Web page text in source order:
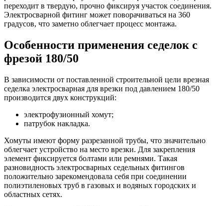
переходит в твердую, прочно фиксируя участок соединения.
Электросварной фитинг может поворачиваться на 360
градусов, что заметно облегчает процесс монтажа.
Особенности применения седелок с
фрезой 180/50
В зависимости от поставленной строительной цели врезная
седелка электросварная для врезки под давлением 180/50
производится двух конструкций:
электрофузионный хомут;
патрубок накладка.
Хомуты имеют форму разрезанной трубы, что значительно
облегчает устройство на место врезки. Для закрепления
элемент фиксируется болтами или ремнями. Такая
разновидность электросварных седельных фитингов
положительно зарекомендовала себя при соединении
полиэтиленовых труб в газовых и водяных городских и
областных сетях.